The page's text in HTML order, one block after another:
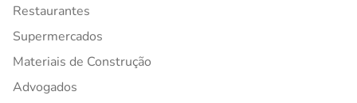
Restaurantes
Supermercados
Materiais de Construção
Advogados